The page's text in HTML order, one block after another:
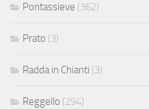
Pontassieve (362)
Prato (3)
Radda in Chianti (3)
Reggello (294)